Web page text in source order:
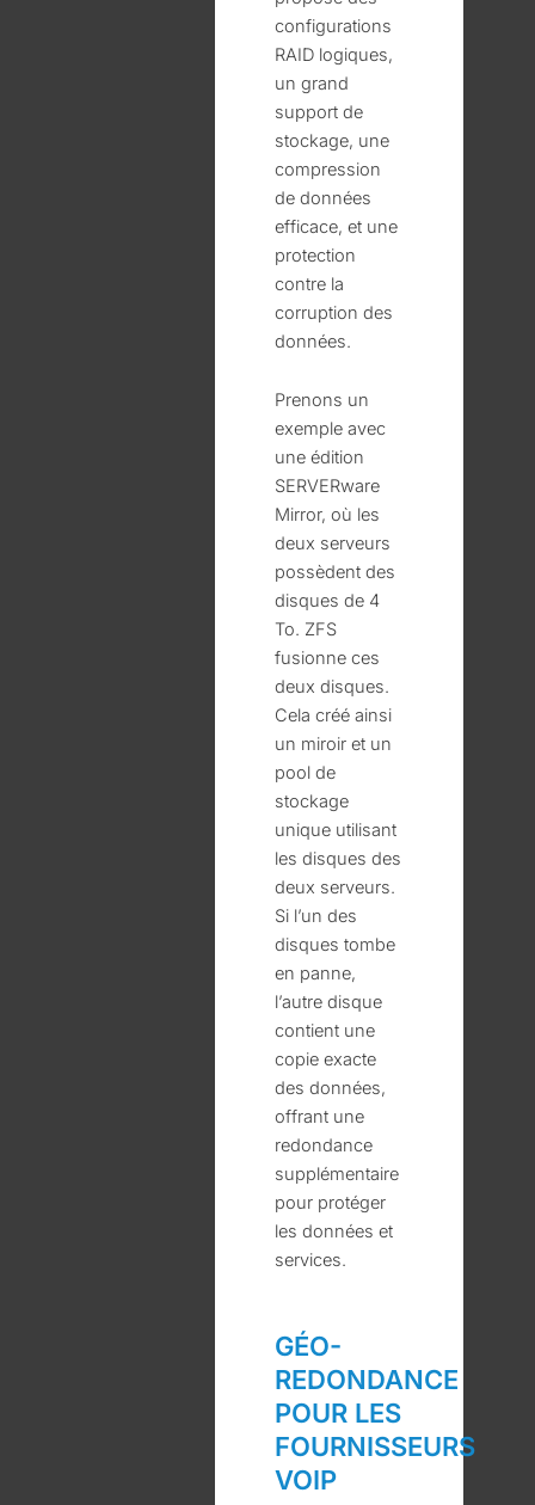
configurations
RAID logiques,
un grand
support de
stockage, une
compression
de données
efficace, et une
protection
contre la
corruption des
données.
Prenons un
exemple avec
une édition
SERVERware
Mirror, où les
deux serveurs
possèdent des
disques de 4
To. ZFS
fusionne ces
deux disques.
Cela créé ainsi
un miroir et un
pool de
stockage
unique utilisant
les disques des
deux serveurs.
Si l’un des
disques tombe
en panne,
l’autre disque
contient une
copie exacte
des données,
offrant une
redondance
supplémentaire
pour protéger
les données et
services.
GÉO-
REDONDANCE
POUR LES
FOURNISSEURS
VOIP